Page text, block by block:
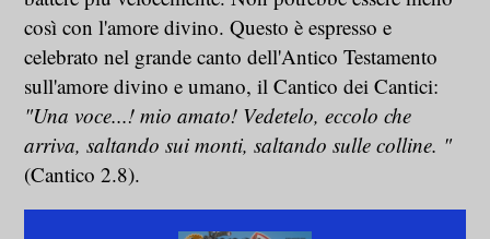
così con l'amore divino. Questo è espresso e
celebrato nel grande canto dell'Antico Testamento
sull'amore divino e umano, il Cantico dei Cantici:
"Una voce...! mio amato! Vedetelo, eccolo che
arriva, saltando sui monti, saltando sulle colline. "
(Cantico 2.8).